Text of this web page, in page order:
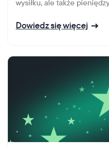
wysiłku, ale także
Dowiedz się więcej